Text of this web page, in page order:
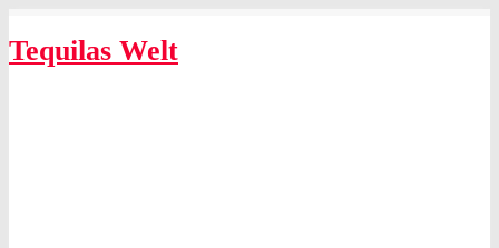
to
content
Tequilas Welt